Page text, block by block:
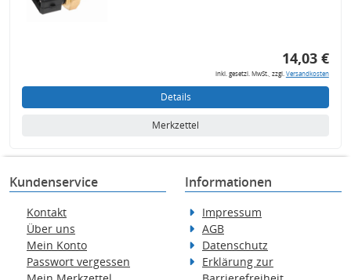
14,03 €
inkl. gesetzl. MwSt., zzgl.Versandkosten
Details
Merkzettel
Kundenservice
Kontakt
Über uns
Mein Konto
Passwort vergessen
Informationen
Impressum
AGB
Datenschutz
Erklärung zur